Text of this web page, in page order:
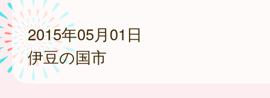
2015年05月01日
伊豆の国市